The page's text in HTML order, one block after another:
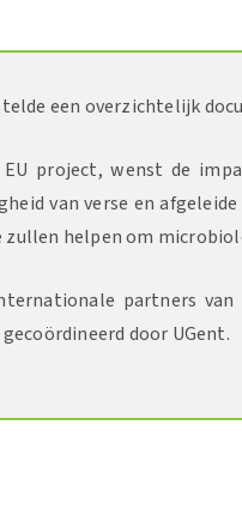
een overzichtelijk
EU project, wenst de
van verse en
helpen om
partners
door UGent.